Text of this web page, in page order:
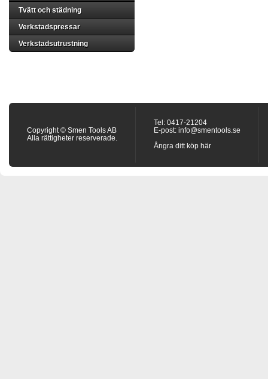
Tvätt och städning
Verkstadspressar
Verkstadsutrustning
Copyright © Smen Tools AB
Alla rättigheter reserverade.
Tel: 0417-21204
E-post: info@smentools.se
Ångra ditt köp här